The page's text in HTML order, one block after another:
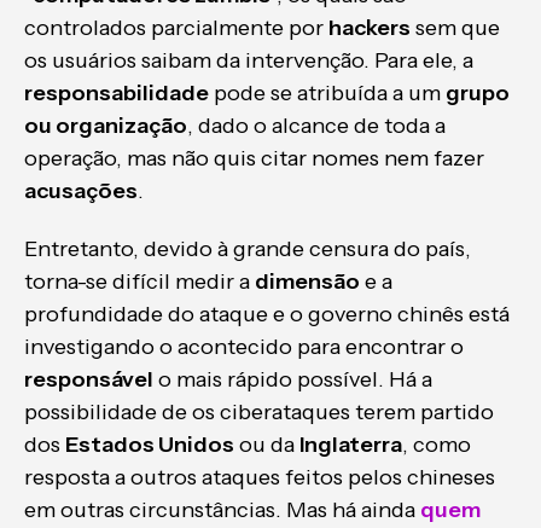
controlados parcialmente por hackers sem que
os usuários saibam da intervenção. Para ele, a
responsabilidade pode se atribuída a um grupo
ou organização, dado o alcance de toda a
operação, mas não quis citar nomes nem fazer
acusações.
Entretanto, devido à grande censura do país,
torna-se difícil medir a dimensão e a
profundidade do ataque e o governo chinês está
investigando o acontecido para encontrar o
responsável o mais rápido possível. Há a
possibilidade de os ciberataques terem partido
dos Estados Unidos ou da Inglaterra, como
resposta a outros ataques feitos pelos chineses
em outras circunstâncias. Mas há ainda quem